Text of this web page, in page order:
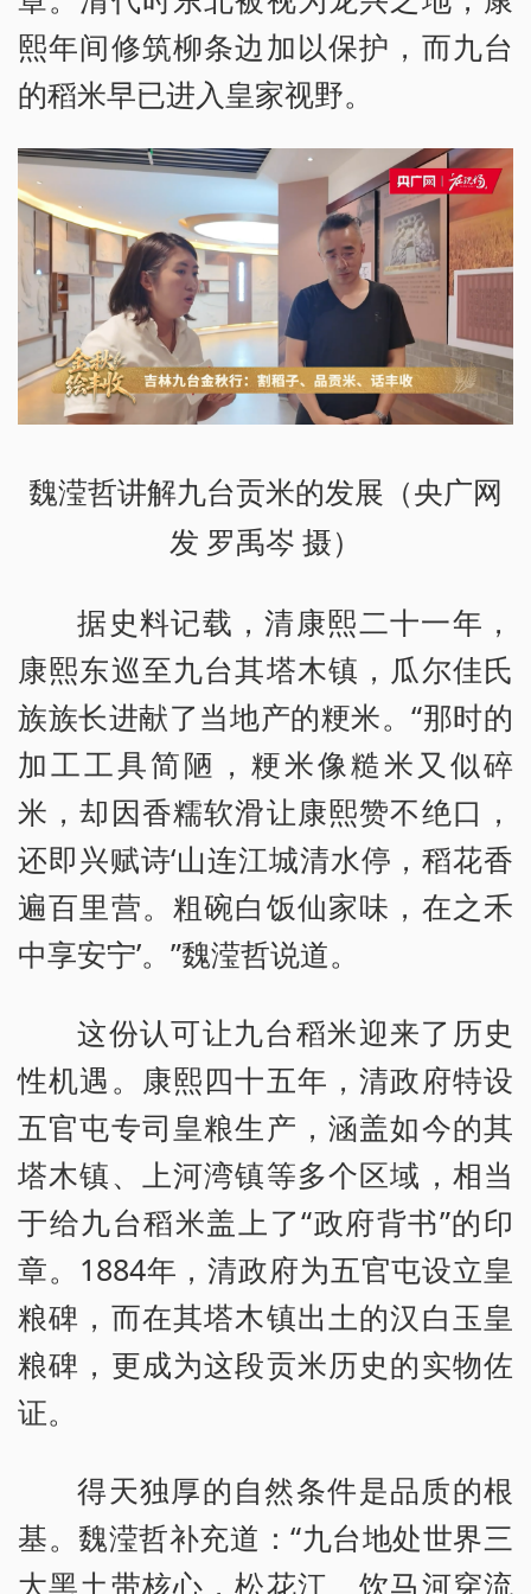
熙年间修筑柳条边加以保护，而九台
的稻米早已进入皇家视野。
魏滢哲讲解九台贡米的发展（央广网
发 罗禹岑 摄）
据史料记载，清康熙二十一年，
康熙东巡至九台其塔木镇，瓜尔佳氏
族族长进献了当地产的粳米。“那时的
加工工具简陋，粳米像糙米又似碎
米，却因香糯软滑让康熙赞不绝口，
还即兴赋诗‘山连江城清水停，稻花香
遍百里营。粗碗白饭仙家味，在之禾
中享安宁’。”魏滢哲说道。
这份认可让九台稻米迎来了历史
性机遇。康熙四十五年，清政府特设
五官屯专司皇粮生产，涵盖如今的其
塔木镇、上河湾镇等多个区域，相当
于给九台稻米盖上了“政府背书”的印
章。1884年，清政府为五官屯设立皇
粮碑，而在其塔木镇出土的汉白玉皇
粮碑，更成为这段贡米历史的实物佐
证。
得天独厚的自然条件是品质的根
基。魏滢哲补充道：“九台地处世界三
大黑土带核心，松花江、饮马河穿流